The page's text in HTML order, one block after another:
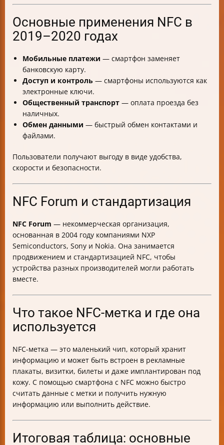
Основные применения NFC в
2019–2020 годах
Мобильные платежи — смартфон заменяет
банковскую карту.
Доступ и контроль — смартфоны используются как
электронные ключи.
Общественный транспорт — оплата проезда без
наличных.
Обмен данными — быстрый обмен контактами и
файлами.
Пользователи получают выгоду в виде удобства,
скорости и безопасности.
NFC Forum и стандартизация
NFC Forum — некоммерческая организация,
основанная в 2004 году компаниями NXP
Semiconductors, Sony и Nokia. Она занимается
продвижением и стандартизацией NFC, чтобы
устройства разных производителей могли работать
вместе.
Что такое NFC-метка и где она
используется
NFC-метка — это маленький чип, который хранит
информацию и может быть встроен в рекламные
плакаты, визитки, билеты и даже имплантирован под
кожу. С помощью смартфона с NFC можно быстро
считать данные с метки и получить нужную
информацию или выполнить действие.
Итоговая таблица: основные